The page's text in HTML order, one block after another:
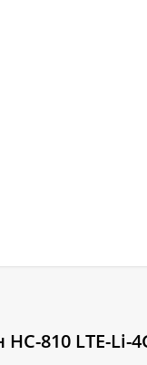
810 LTE-Li-